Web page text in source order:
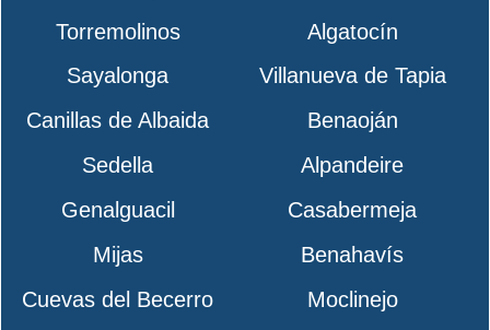
Torremolinos
Algatocín
Sayalonga
Villanueva de Tapia
Canillas de Albaida
Benaoján
Sedella
Alpandeire
Genalguacil
Casabermeja
Mijas
Benahavís
Cuevas del Becerro
Moclinejo